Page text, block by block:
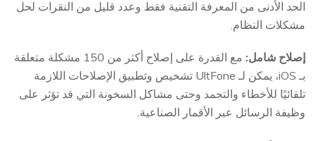
الحد الأدنى من المعرفة التقنية فقط وعدد قليل من النقرات لحل
مشكلات النظام.
إصلاح شامل:
مع القدرة على إصلاح أكثر من 150 مشكلة متعلقة
بـ iOS، يمكن لـ UltFone تشخيص وتطبيق الإصلاحات اللازمة
تلقائيًا للأخطاء والتجمد وحتى مشاكل السخونة التي قد تؤثر على
وظيفة الرسائل عبر الأقمار الصناعية.